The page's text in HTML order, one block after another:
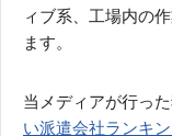
ィブ系、工場内の
ます。
当メディアが行っ
い派遣会社ランキ